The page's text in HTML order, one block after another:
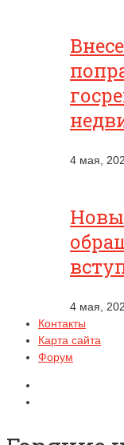
4 мая,
4 мая,
Контакты
Карта сайта
Форум